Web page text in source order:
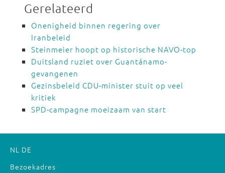
Gerelateerd
Onenigheid binnen regering over
Iranbeleid
Steinmeier hoopt op historische NAVO-top
Duitsland ruziet over Guantánamo-
gevangenen
Gezinsbeleid CDU-minister stuit op veel
kritiek
SPD-campagne moeizaam van start
NL DE
Bezoekadres